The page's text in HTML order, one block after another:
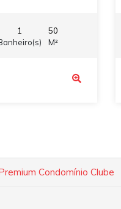
1
50
M²
Condomínio Clube